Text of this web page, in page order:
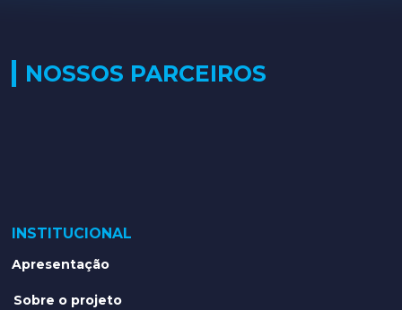
NOSSOS PARCEIROS
INSTITUCIONAL
Apresentação
Sobre o projeto